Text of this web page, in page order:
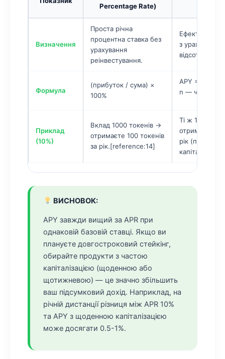
Percentage Rate)
Визначення
Проста річна
процентна ставка без
урахування
реінвестування.
Ефективна
з
відсотка.
Формула
(прибуток / сума) ×
100%
APY = (1 +
n — частота
Приклад
(10%)
Вклад 1000 токенів →
отримаєте 100 токенів
за рік.[reference:14]
Ті ж 1000
отримаєте
рік (при
капіталізації).
ВИСНОВОК:
APY завжди вищий за APR при
однаковій базовій ставці. Якщо ви
плануєте довгостроковий стейкінг,
обирайте продукти з частою
капіталізацією (щоденною або
щотижневою) — це значно збільшить
ваш підсумковий дохід. Наприклад, на
річній дистанції різниця між APR 10%
та APY з щоденною капіталізацією
може досягати 0.5-1%.